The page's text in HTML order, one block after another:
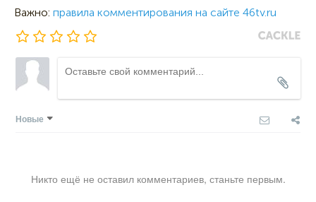
Важно: правила комментирования на сайте 46tv.ru
Новые
Никто ещё не оставил комментариев, станьте первым.